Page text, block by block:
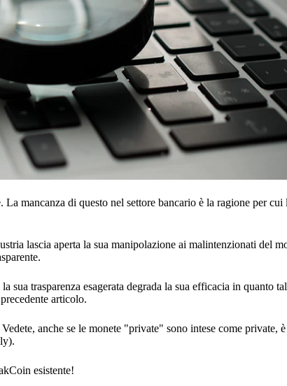
mancanza di questo nel settore bancario è la ragione per
lascia aperta la sua manipolazione ai malintenzionati del
trasparenza esagerata degrada la sua efficacia in quanto
articolo.
anche se le monete "private" sono intese come private,
esistente!